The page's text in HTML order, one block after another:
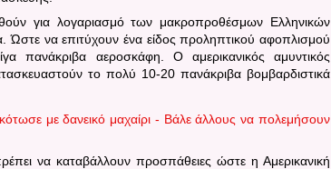
για λογαριασμό των μακροπροθέσμων Ελληνικών
Ώστε να επιτύχουν ένα είδος προληπτικού αφοπλισμού
πανάκριβα αεροσκάφη. Ο αμερικανικός αμυντικός
το πολύ 10-20 πανάκριβα βομβαρδιστικά
με δανεικό μαχαίρι - Βάλε άλλους να πολεμήσουν
να καταβάλλουν προσπάθειες ώστε η Αμερικανική